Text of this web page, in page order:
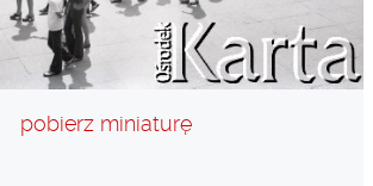
pobierz miniaturę